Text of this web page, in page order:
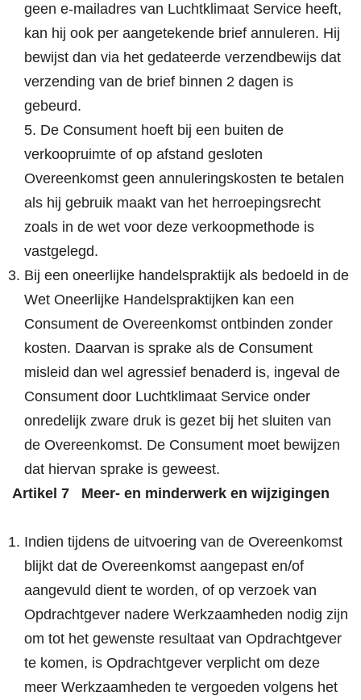
geen e-mailadres van Luchtklimaat Service heeft,
kan hij ook per aangetekende brief annuleren. Hij
bewijst dan via het gedateerde verzendbewijs dat
verzending van de brief binnen 2 dagen is
gebeurd.
5. De Consument hoeft bij een buiten de
verkoopruimte of op afstand gesloten
Overeenkomst geen annuleringskosten te betalen
als hij gebruik maakt van het herroepingsrecht
zoals in de wet voor deze verkoopmethode is
vastgelegd.
Bij een oneerlijke handelspraktijk als bedoeld in de
Wet Oneerlijke Handelspraktijken kan een
Consument de Overeenkomst ontbinden zonder
kosten. Daarvan is sprake als de Consument
misleid dan wel agressief benaderd is, ingeval de
Consument door Luchtklimaat Service onder
onredelijk zware druk is gezet bij het sluiten van
de Overeenkomst. De Consument moet bewijzen
dat hiervan sprake is geweest.
Artikel 7 Meer- en minderwerk en wijzigingen
Indien tijdens de uitvoering van de Overeenkomst
blijkt dat de Overeenkomst aangepast en/of
aangevuld dient te worden, of op verzoek van
Opdrachtgever nadere Werkzaamheden nodig zijn
om tot het gewenste resultaat van Opdrachtgever
te komen, is Opdrachtgever verplicht om deze
meer Werkzaamheden te vergoeden volgens het